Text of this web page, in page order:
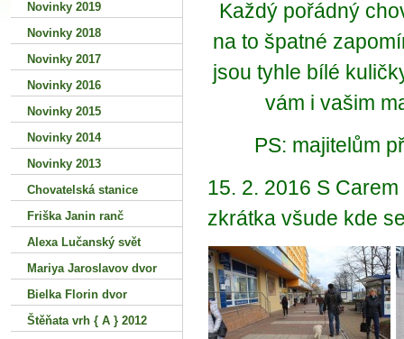
Každý pořádný
na to špatné
jsou tyhle bílé
vám i vašim
PS: majitelům
15. 2. 2016 S
zkrátka všude kde
Novinky 2019
Novinky 2018
Novinky 2017
Novinky 2016
Novinky 2015
Novinky 2014
Novinky 2013
Chovatelská stanice
Friška Janin ranč
Alexa Lučanský svět
Mariya Jaroslavov dvor
Bielka Florin dvor
Štěňata vrh { A } 2012